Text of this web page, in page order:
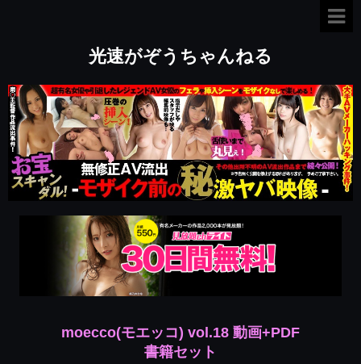
光速がぞうちゃんねる